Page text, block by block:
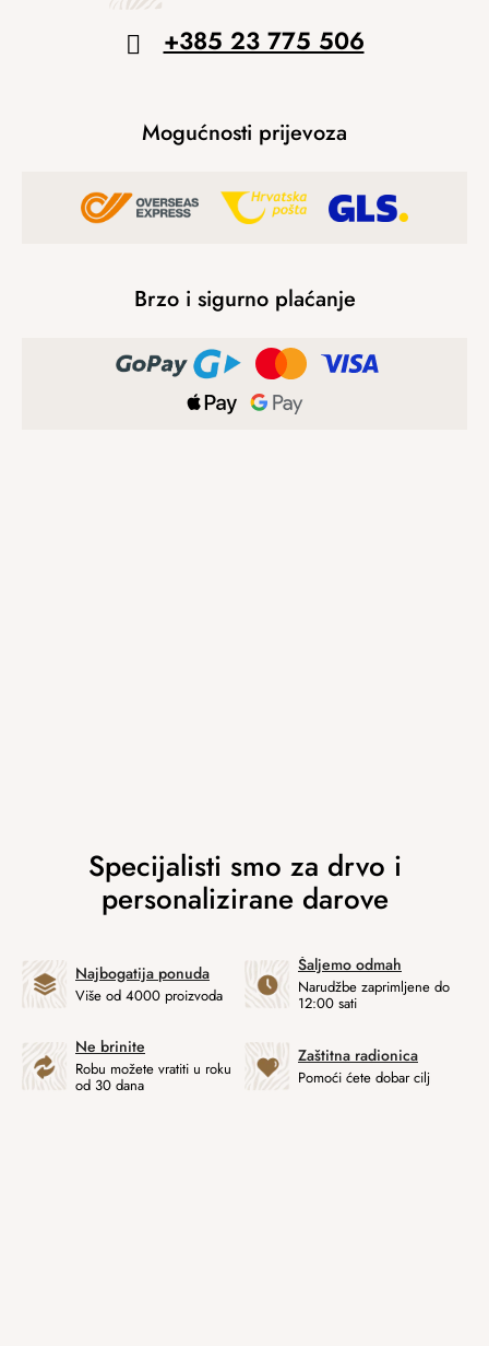
+385 23 775 506
Mogućnosti prijevoza
Brzo i sigurno plaćanje
Najbogatija ponuda
Više od 4000 proizvoda
Šaljemo odmah
Narudžbe zaprimljene do
12:00 sati
Ne brinite
Robu možete vratiti u roku
od 30 dana
Zaštitna radionica
Pomoći ćete dobar cilj